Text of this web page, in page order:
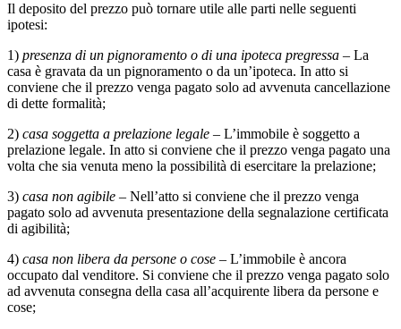
Il deposito del prezzo può tornare utile alle parti nelle seguenti
ipotesi:
1) presenza di un pignoramento o di una ipoteca pregressa – La
casa è gravata da un pignoramento o da un’ipoteca. In atto si
conviene che il prezzo venga pagato solo ad avvenuta cancellazione
di dette formalità;
2) casa soggetta a prelazione legale – L’immobile è soggetto a
prelazione legale. In atto si conviene che il prezzo venga pagato una
volta che sia venuta meno la possibilità di esercitare la prelazione;
3) casa non agibile – Nell’atto si conviene che il prezzo venga
pagato solo ad avvenuta presentazione della segnalazione certificata
di agibilità;
4) casa non libera da persone o cose – L’immobile è ancora
occupato dal venditore. Si conviene che il prezzo venga pagato solo
ad avvenuta consegna della casa all’acquirente libera da persone e
cose;